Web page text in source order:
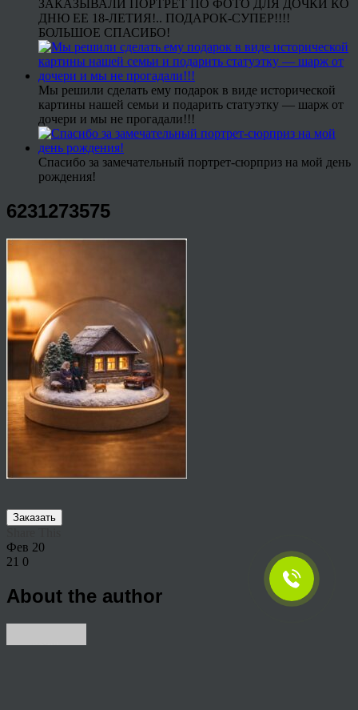
ЗАКАЗЫВАЛИ ПОРТРЕТ ПО ФОТО ДЛЯ ДОЧКИ КО
ДНЮ ЕЕ 18-ЛЕТИЯ!.. ПОДАРОК-СУПЕР!!!!
БОЛЬШОЕ СПАСИБО!
Мы решили сделать ему подарок в виде исторической
картины нашей семьи и подарить статуэтку — шарж от
дочери и мы не прогадали!!!
Спасибо за замечательный портрет-сюрприз на мой день
рождения!
6231273575
Заказать
Фев 20
21 0
About the author